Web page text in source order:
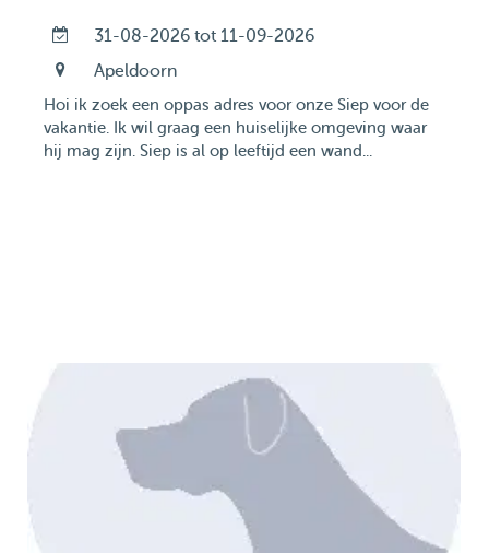
31-08-2026 tot 11-09-2026
Apeldoorn
Hoi ik zoek een oppas adres voor onze Siep voor de
vakantie. Ik wil graag een huiselijke omgeving waar
hij mag zijn. Siep is al op leeftijd een wand...